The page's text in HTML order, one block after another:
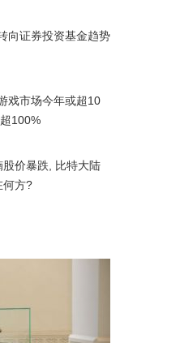
向证券投资基金趋势
戏市场今年或超10
100%
价暴跌, 比特大陆
何方?